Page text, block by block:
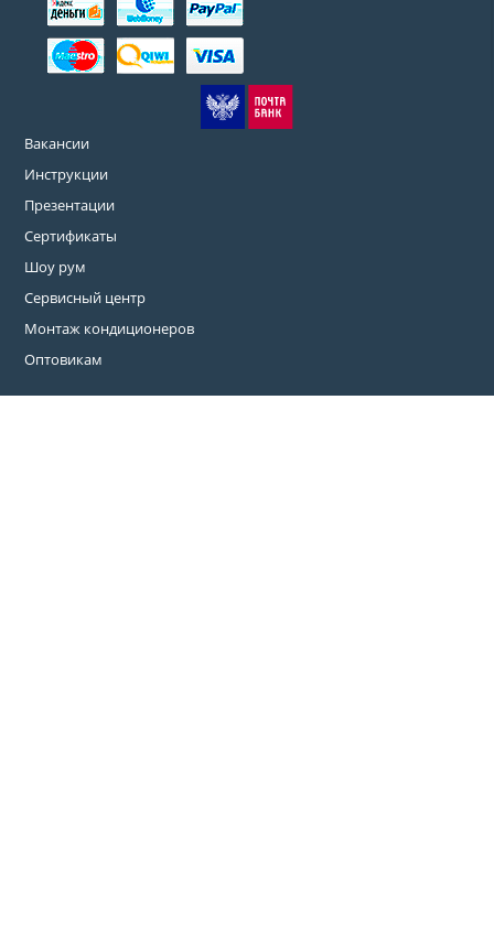
Вакансии
Инструкции
Презентации
Сертификаты
Шоу рум
Сервисный центр
Монтаж кондиционеров
Оптовикам